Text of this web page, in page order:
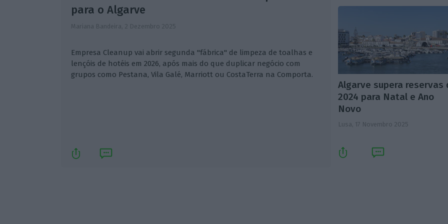
para o Algarve
Mariana Bandeira, 2 Dezembro 2025
Empresa Cleanup vai abrir segunda "fábrica" de limpeza de toalhas e
lençóis de hotéis em 2026, após mais do que duplicar negócio com
grupos como Pestana, Vila Galé, Marriott ou CostaTerra na Comporta.
Algarve supera reservas
2024 para Natal e Ano
Novo
Lusa, 17 Novembro 2025